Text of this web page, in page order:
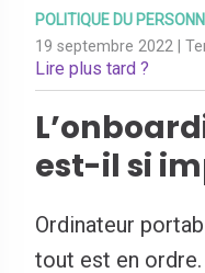
POLITIQUE DU
19 septembre 2022 |
Lire plus tard ?
est-il si
Ordinateur
tout est en